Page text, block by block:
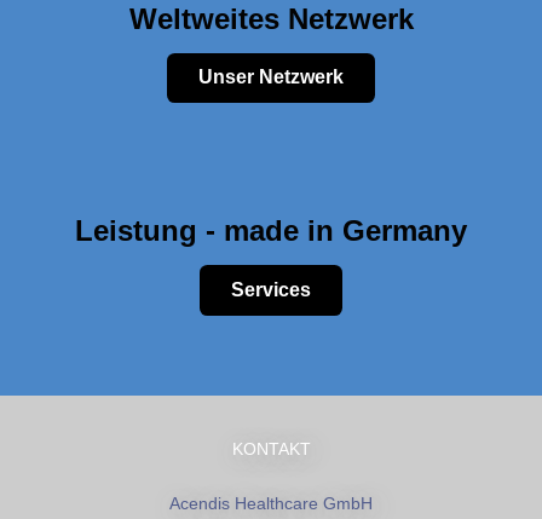
Weltweites Netzwerk
Unser Netzwerk
Leistung - made in Germany
Services
KONTAKT
Acendis Healthcare GmbH